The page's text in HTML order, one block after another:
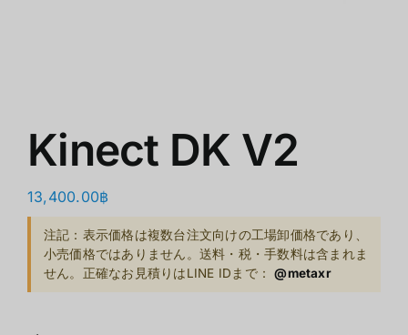
Kinect DK V2
13,400.00฿
注記：表示価格は複数台注文向けの工場卸価格であり、
小売価格ではありません。送料・税・手数料は含まれま
せん。正確なお見積りはLINE IDまで：@metaxr